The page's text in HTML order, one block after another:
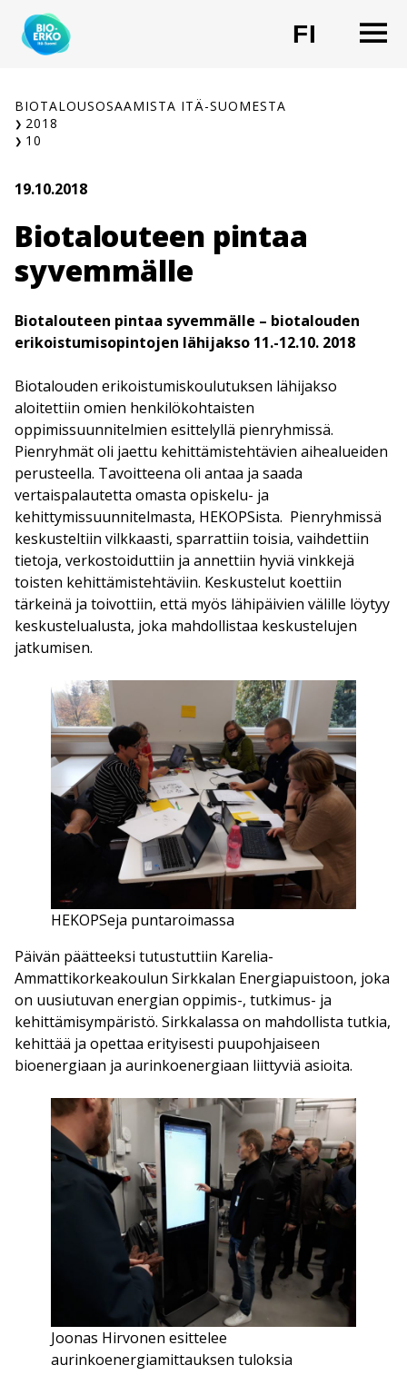
Siirry
sisältöön
FI
BIOTALOUSOSAAMISTA ITÄ-SUOMESTA
2018
10
19.10.2018
Biotalouteen pintaa
syvemmälle
Biotalouteen pintaa syvemmälle – biotalouden
erikoistumisopintojen lähijakso 11.-12.10. 2018
Biotalouden erikoistumiskoulutuksen lähijakso
aloitettiin omien henkilökohtaisten
oppimissuunnitelmien esittelyllä pienryhmissä.
Pienryhmät oli jaettu kehittämistehtävien aihealueiden
perusteella. Tavoitteena oli antaa ja saada
vertaispalautetta omasta opiskelu- ja
kehittymissuunnitelmasta, HEKOPSista. Pienryhmissä
keskusteltiin vilkkaasti, sparrattiin toisia, vaihdettiin
tietoja, verkostoiduttiin ja annettiin hyviä vinkkejä
toisten kehittämistehtäviin. Keskustelut koettiin
tärkeinä ja toivottiin, että myös lähipäivien välille löytyy
keskustelualusta, joka mahdollistaa keskustelujen
jatkumisen.
HEKOPSeja puntaroimassa
Päivän päätteeksi tutustuttiin Karelia-
Ammattikorkeakoulun Sirkkalan Energiapuistoon, joka
on uusiutuvan energian oppimis-, tutkimus- ja
kehittämisympäristö. Sirkkalassa on mahdollista tutkia,
kehittää ja opettaa erityisesti puupohjaiseen
bioenergiaan ja aurinkoenergiaan liittyviä asioita.
Joonas Hirvonen esittelee
aurinkoenergiamittauksen tuloksia